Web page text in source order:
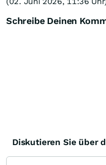
Schreibe Deinen
Diskutieren Sie über